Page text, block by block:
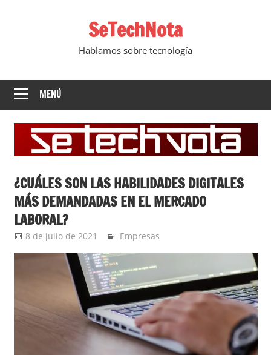
SeTechNota
Hablamos sobre tecnología
MENÚ
¿CUÁLES SON LAS HABILIDADES DIGITALES
MÁS DEMANDADAS EN EL MERCADO
LABORAL?
8 de julio de 2021 Ernesto Herrera
Empresas